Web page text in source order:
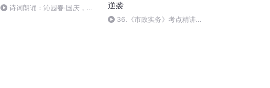
诗词朗诵：沁园春·国庆，朗
逆袭
36.《市政实务》考点精讲第